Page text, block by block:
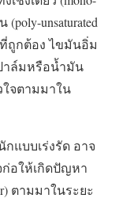
unsaturated
ถูกต้อง ไขมันอิ่ม
าล์มหรือน้ำมัน
จตามมาใน
แบบเร่งรัด อาจ
อให้เกิดปัญหา
ตามมาในระยะ